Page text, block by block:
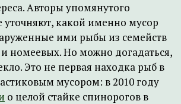
Авторы упомянутого
уточняют, какой именно мусор
ими рыбы из семейств
номеевых. Но можно догадаться,
Это не первая находка рыб в
мусором: в 2010 году
о целой стайке спинорогов в